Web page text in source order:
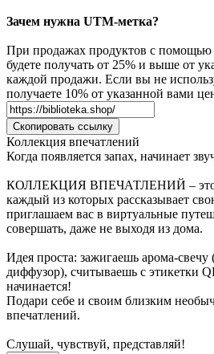
Зачем нужна UTM-метка?
При продажах продуктов с
будете получать от 25% и выше от
каждой продажи. Если вы не
получаете 10% от указанной вами
Скопировать ссылку
Коллекция впечатлений
Когда появляется запах, начинает
КОЛЛЕКЦИЯ ВПЕЧАТЛЕНИЙ – это
каждый из которых рассказывает
приглашаем вас в виртуальные
совершать, даже не выходя из дома.
Идея проста: зажигаешь арома-
диффузор), считываешь с этикетки
начинается!
Подари себе и своим близким
впечатлений.
Слушай, чувствуй, представляй!